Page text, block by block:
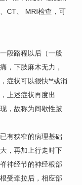
CT、 MRI检查，可
段路程以后（一般
，下肢麻木无力，
症状可以很快**或消
上述症状再度出
，故称为间歇性跛
有狭窄的病理基础
，再加上行走时下
神经节的神经根部
受牵拉后，相应部